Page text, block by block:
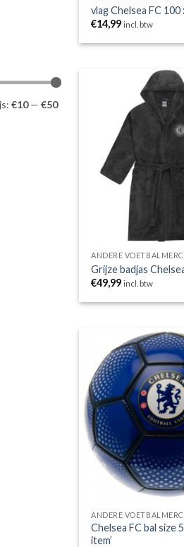
€10— €50
vlag Chelsea FC 100
€14,99 incl. btw
ANDERE
Grijze badjas
€49,99 incl. btw
ANDERE
Chelsea FC bal size
item’